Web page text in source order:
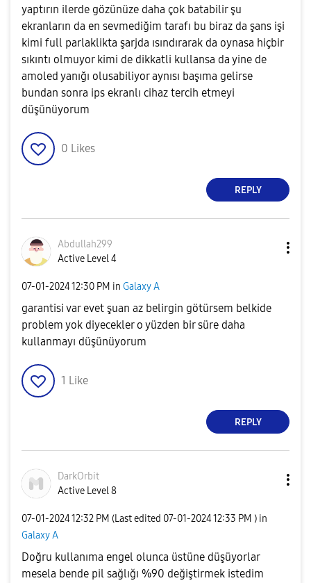
yaptırın ilerde gözünüze daha çok batabilir şu
ekranların da en sevmediğim tarafı bu biraz da şans işi
kimi full parlaklikta şarjda ısındırarak da oynasa hiçbir
sıkıntı olmuyor kimi de dikkatli kullansa da yine de
amoled yanığı olusabiliyor aynısı başıma gelirse
bundan sonra ips ekranlı cihaz tercih etmeyi
düşünüyorum
0 Likes
REPLY
Abdullah299
Active Level 4
‎07-01-202412:30 PM in Galaxy A
garantisi var evet şuan az belirgin götürsem belkide
problem yok diyecekler o yüzden bir süre daha
kullanmayı düşünüyorum
1 Like
REPLY
DarkOrbit
Active Level 8
‎07-01-202412:32 PM (Last edited ‎07-01-202412:33 PM ) in
Galaxy A
Doğru kullanıma engel olunca üstüne düşüyorlar
mesela bende pil sağlığı %90 değiştirmek istedim